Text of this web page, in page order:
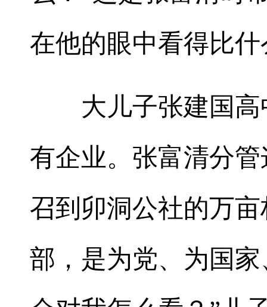
在他的眼中看得比
大儿子张建国高
有企业。张富清分
召到卯洞公社的万
部，是为党、为国